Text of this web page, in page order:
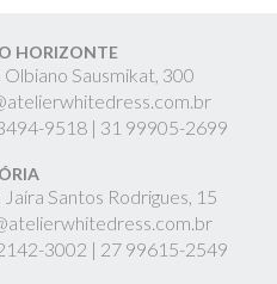
HORIZONTE
Olbiano Sausmikat, 300
9518 | 31 99905-2699
Jaíra Santos Rodrigues, 15
3002 | 27 99615-2549